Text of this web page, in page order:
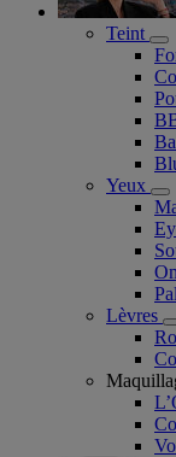
Teint
Yeux
Lèvres